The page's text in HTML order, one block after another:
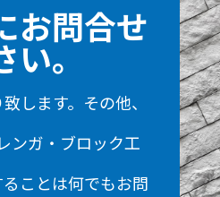
お問合せ
い。
します。その他、
ンガ・ブロック工
ことは何でもお問